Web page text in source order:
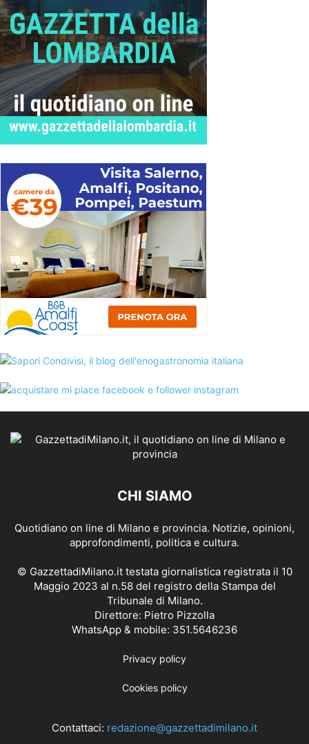
CHI SIAMO
Quotidiano on line di Milano e provincia. Notizie, opinioni,
approfondimenti, politica e cultura.
© GazzettadiMilano.it testata giornalistica registrata il 10
Maggio 2023 al n.58 del registro della Stampa del
Tribunale di Milano.
Direttore: Pietro Pizzolla
WhatsApp & mobile: 351.5646236
Privacy policy
Cookies policy
Contattaci: redazione@gazzettadimilano.it